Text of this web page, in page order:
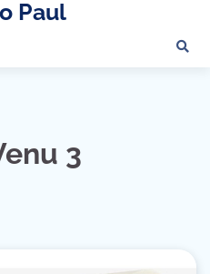
Paul
3